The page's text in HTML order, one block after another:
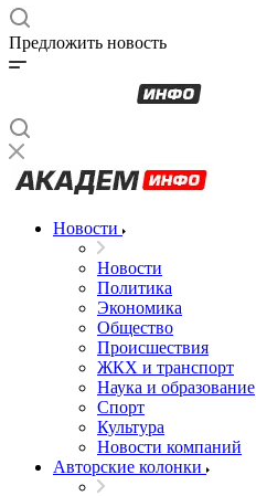
Предложить новость
Новости
Новости
Политика
Экономика
Общество
Происшествия
ЖКХ и транспорт
Наука и образование
Спорт
Культура
Новости компаний
Авторские колонки